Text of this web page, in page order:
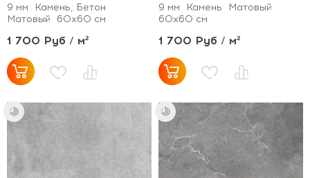
9 мм
Камень, Бетон
Матовый
60x60 см
1 700 Руб / м²
9 мм
Камень
Матовый
60x60 см
1 700 Руб / м²